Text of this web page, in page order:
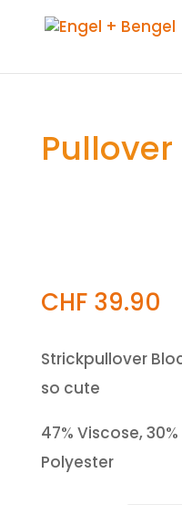
Pullover
CHF39.90
Strickpullover
so cute
47% Viscose,
Polyester